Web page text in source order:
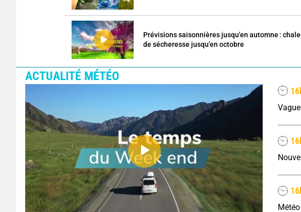
Prévisions saisonnières jusqu'en automne :
de sécheresse jusqu'en octobre
ACTUALITÉ MÉTÉO